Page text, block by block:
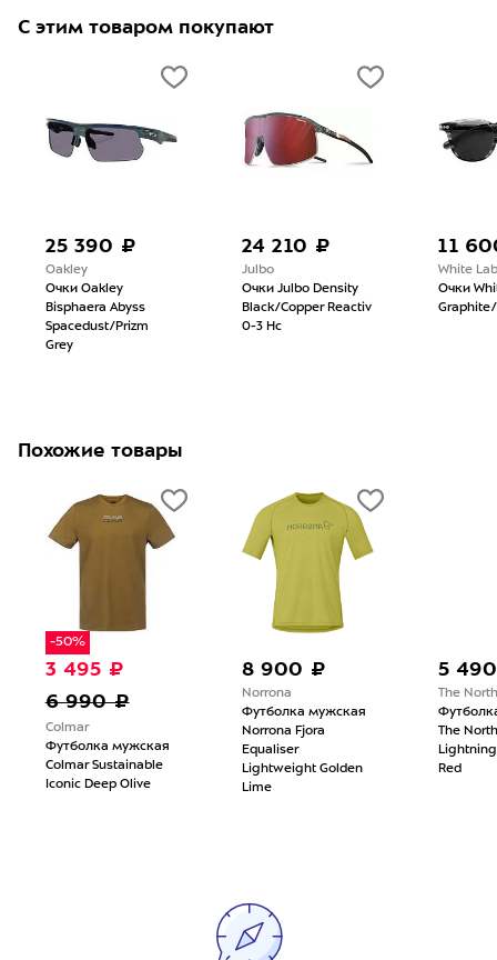
С этим товаром покупают
25 390 ₽
Oakley
Очки Oakley
Bisphaera Abyss
Spacedust/Prizm
Grey
24 210 ₽
Julbo
Очки Julbo Density
Black/Copper Reactiv
0-3 Hc
11
White Lab
Очки
Graphite/
Похожие товары
-50%
3 495 ₽
6 990 ₽
Colmar
Футболка мужская
Colmar Sustainable
Iconic Deep Olive
8 900 ₽
Norrona
Футболка мужская
Norrona Fjora
Equaliser
Lightweight Golden
Lime
5
The
The
Red